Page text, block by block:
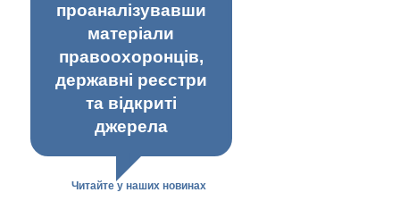
проаналізувавши
матеріали
правоохоронців,
державні реєстри
та відкриті
джерела
Читайте у наших новинах